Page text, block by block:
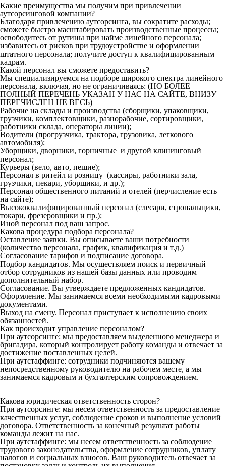
Какие преимущества мы получим при привлечении
аутсорсинговой компании?
Благодаря привлечению аутсорсинга, вы сократите расходы;
сможете быстро масштабировать производственные процессы;
освободитесь от рутины при найме линейного персонала;
избавитесь от рисков при трудоустройстве и оформлении
штатного персонала; получите доступ к квалифицированным
кадрам.
Какой персонал вы сможете предоставить?
Мы специализируемся на подборе широкого спектра линейного
персонала, включая, но не ограничиваясь: (НО БОЛЕЕ
ПОЛНЫЙ ПЕРЕЧЕНЬ УКАЗАН У НАС НА САЙТЕ, ВНИЗУ
ПЕРЕЧИСЛЕН НЕ ВЕСЬ)
Рабочие на склады и производства (сборщики, упаковщики,
грузчики, комплектовщики, разнорабочие, сортировщики,
работники склада, операторы линии);
Водители (прогрузчика, трактора, грузовика, легкового
автомобиля);
Уборщики, дворники, горничные и другой клининговый
персонал;
Курьеры (вело, авто, пешие);
Персонал в ритейл и розницу (кассиры, работники зала,
грузчики, пекари, уборщики, и др.);
Персонал общественного питаний и отелей (перчисление есть
на сайте);
Высококвалифицированный персонал (слесари, стропальщики,
токари, фрезеровщики и пр.);
Иной персонал под ваш запрос.
Какова процедура подбора персонала?
Оставление заявки. Вы описываете ваши потребности
(количество персонала, график, квалификация и т.д.)
Согласование тарифов и подписание договора.
Подбор кандидатов. Мы осуществляем поиск и первичный
отбор сотрудников из нашей базы данных или проводим
дополнительный набор.
Согласование. Вы утверждаете предложенных кандидатов.
Оформление. Мы занимаемся всеми необходимыми кадровыми
документами.
Выход на смену. Персонал приступает к исполнению своих
обязанностей.
Как происходит управление персоналом?
При аутсорсинге: мы предоставляем выделенного менеджера и
бригадира, который контролирует работу команды и отвечает за
достижение поставленных целей.
При аутстаффинге: сотрудники подчиняются вашему
непосредственному руководителю на рабочем месте, а мы
занимаемся кадровым и бухгалтерским сопровождением.
Какова юридическая ответственность сторон?
При аутсорсинге: мы несем ответственность за предоставление
качественных услуг, соблюдение сроков и выполнение условий
договора. Ответственность за конечный результат работы
команды лежит на нас.
При аутстаффинге: мы несем ответственность за соблюдение
трудового законодательства, оформление сотрудников, уплату
налогов и социальных взносов. Ваш руководитель отвечает за